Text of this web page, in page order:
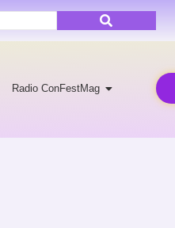
Radio ConFestMag